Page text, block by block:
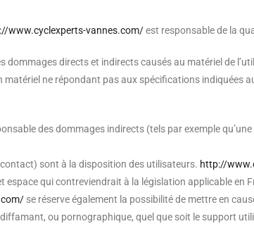
www.cyclexperts-vannes.com/est responsable de la
dommages directs et indirects causés au matériel de
matériel ne répondant pas aux spécifications indiquées
des dommages indirects (tels par exemple
sont à la disposition des utilisateurs. http://
qui contreviendrait à la législation applicable en
se réserve également la possibilité de mettre en
ou pornographique, quel que soit le support